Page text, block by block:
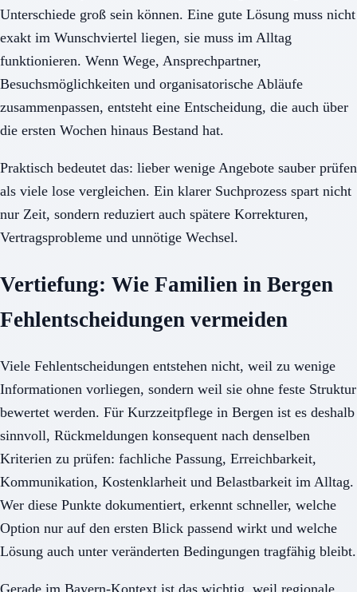
Unterschiede groß sein können. Eine gute Lösung muss nicht
exakt im Wunschviertel liegen, sie muss im Alltag
funktionieren. Wenn Wege, Ansprechpartner,
Besuchsmöglichkeiten und organisatorische Abläufe
zusammenpassen, entsteht eine Entscheidung, die auch über
die ersten Wochen hinaus Bestand hat.
Praktisch bedeutet das: lieber wenige Angebote sauber prüfen
als viele lose vergleichen. Ein klarer Suchprozess spart nicht
nur Zeit, sondern reduziert auch spätere Korrekturen,
Vertragsprobleme und unnötige Wechsel.
Vertiefung: Wie Familien in Bergen
Fehlentscheidungen vermeiden
Viele Fehlentscheidungen entstehen nicht, weil zu wenige
Informationen vorliegen, sondern weil sie ohne feste Struktur
bewertet werden. Für Kurzzeitpflege in Bergen ist es deshalb
sinnvoll, Rückmeldungen konsequent nach denselben
Kriterien zu prüfen: fachliche Passung, Erreichbarkeit,
Kommunikation, Kostenklarheit und Belastbarkeit im Alltag.
Wer diese Punkte dokumentiert, erkennt schneller, welche
Option nur auf den ersten Blick passend wirkt und welche
Lösung auch unter veränderten Bedingungen tragfähig bleibt.